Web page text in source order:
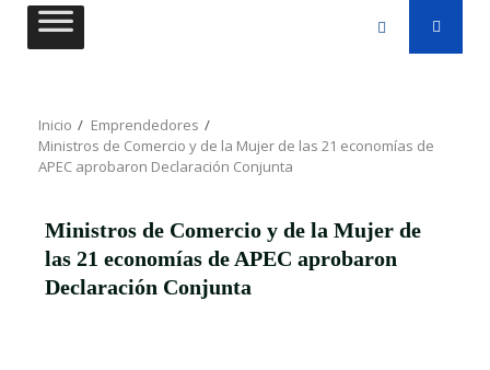
Saltar
Inicio
Emprendedores
Ministros de Comercio y de la Mujer de las 21 economías de
APEC aprobaron Declaración Conjunta
Ministros de Comercio y de la Mujer de
las 21 economías de APEC aprobaron
Declaración Conjunta